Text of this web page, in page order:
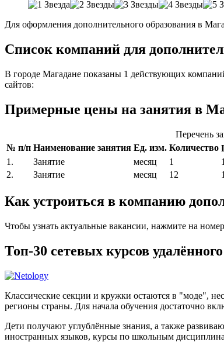
Для оформления дополнительного образования в
Список компаний для
В городе Магадане показаны 1 действующих
сайтов:
Примерные цены на занятия в
Перечень
№ п/п Наименование занятия Ед. изм. Количество
1.
Занятие месяц 1
2.
Занятие месяц 12
Как устроиться в компанию
Чтобы узнать актуальные вакансии, нажмите на
Топ-30 сетевых курсов
Классические секции и кружки остаются в "моде",
регионы страны. Для начала обучения достаточно
Дети получают углублённые знания, а также
иностранных языков, курсы по школьным